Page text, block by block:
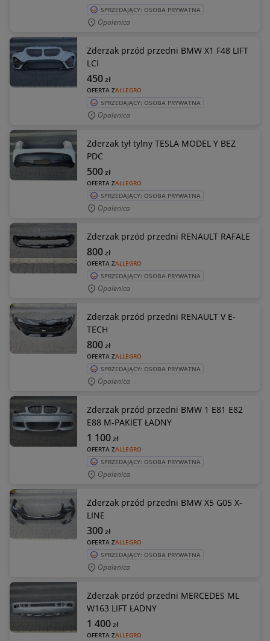
SPRZEDAJĄCY: OSOBA PRYWATNA
Opalenica
Zderzak przód przedni BMW X1 F48 LIFT
LCI
OFERTA ZALLEGRO
450zł
SPRZEDAJĄCY: OSOBA PRYWATNA
Opalenica
Zderzak tył tylny TESLA MODEL Y BEZ
PDC
OFERTA ZALLEGRO
500zł
SPRZEDAJĄCY: OSOBA PRYWATNA
Opalenica
Zderzak przód przedni RENAULT RAFALE
OFERTA ZALLEGRO
800zł
SPRZEDAJĄCY: OSOBA PRYWATNA
Opalenica
Zderzak przód przedni RENAULT V E-
TECH
OFERTA ZALLEGRO
800zł
SPRZEDAJĄCY: OSOBA PRYWATNA
Opalenica
Zderzak przód przedni BMW 1 E81 E82
E88 M-PAKIET ŁADNY
OFERTA ZALLEGRO
1 100zł
SPRZEDAJĄCY: OSOBA PRYWATNA
Opalenica
Zderzak przód przedni BMW X5 G05 X-
LINE
OFERTA ZALLEGRO
300zł
SPRZEDAJĄCY: OSOBA PRYWATNA
Opalenica
Zderzak przód przedni MERCEDES ML
W163 LIFT ŁADNY
OFERTA ZALLEGRO
1 400zł